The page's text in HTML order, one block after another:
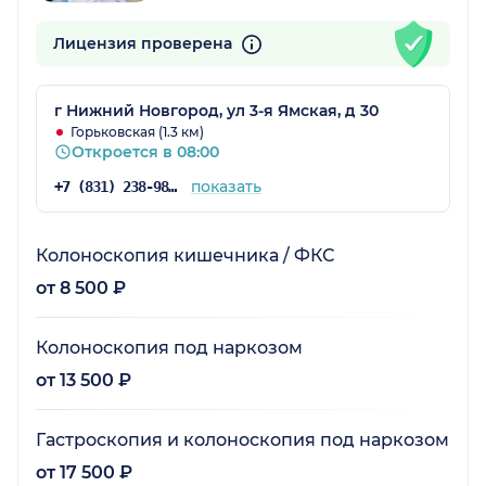
Лицензия проверена
г Нижний Новгород, ул 3-я Ямская, д 30
Горьковская (1.3 км)
Откроется в 08:00
+7 (831) 238-98-85 показать
Колоноскопия кишечника / ФКС
от 8 500 ₽
Колоноскопия под наркозом
от 13 500 ₽
Гастроскопия и колоноскопия под наркозом
от 17 500 ₽